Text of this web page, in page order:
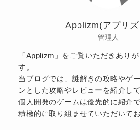
Applizm(アプリ
管理人
「Applizm」をご覧いただきあり
す。
当ブログでは、謎解きの攻略やゲ
ンとした攻略やレビューを紹介して
個人開発のゲームは優先的に紹介
積極的に取り組ませていただいてお